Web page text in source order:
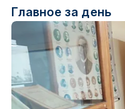
Главное за день